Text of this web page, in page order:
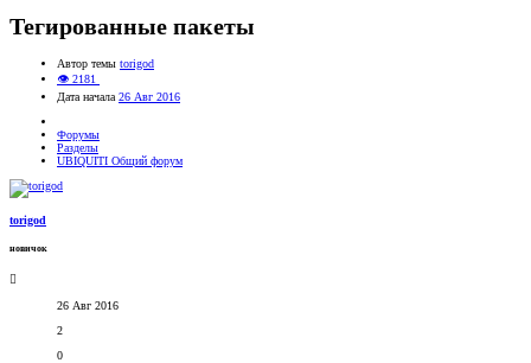
Тегированные пакеты
Автор темы torigod
👁 2181
Дата начала 26 Авг 2016
Форумы
Разделы
UBIQUITI Общий форум
torigod
новичок
26 Авг 2016
2
0